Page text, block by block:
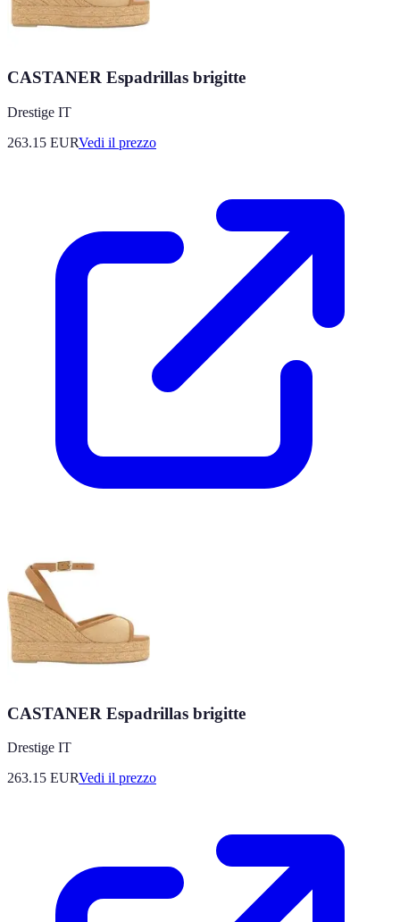
CASTANER Espadrillas brigitte
Drestige IT
263.15 EURVedi il prezzo
CASTANER Espadrillas brigitte
Drestige IT
263.15 EURVedi il prezzo